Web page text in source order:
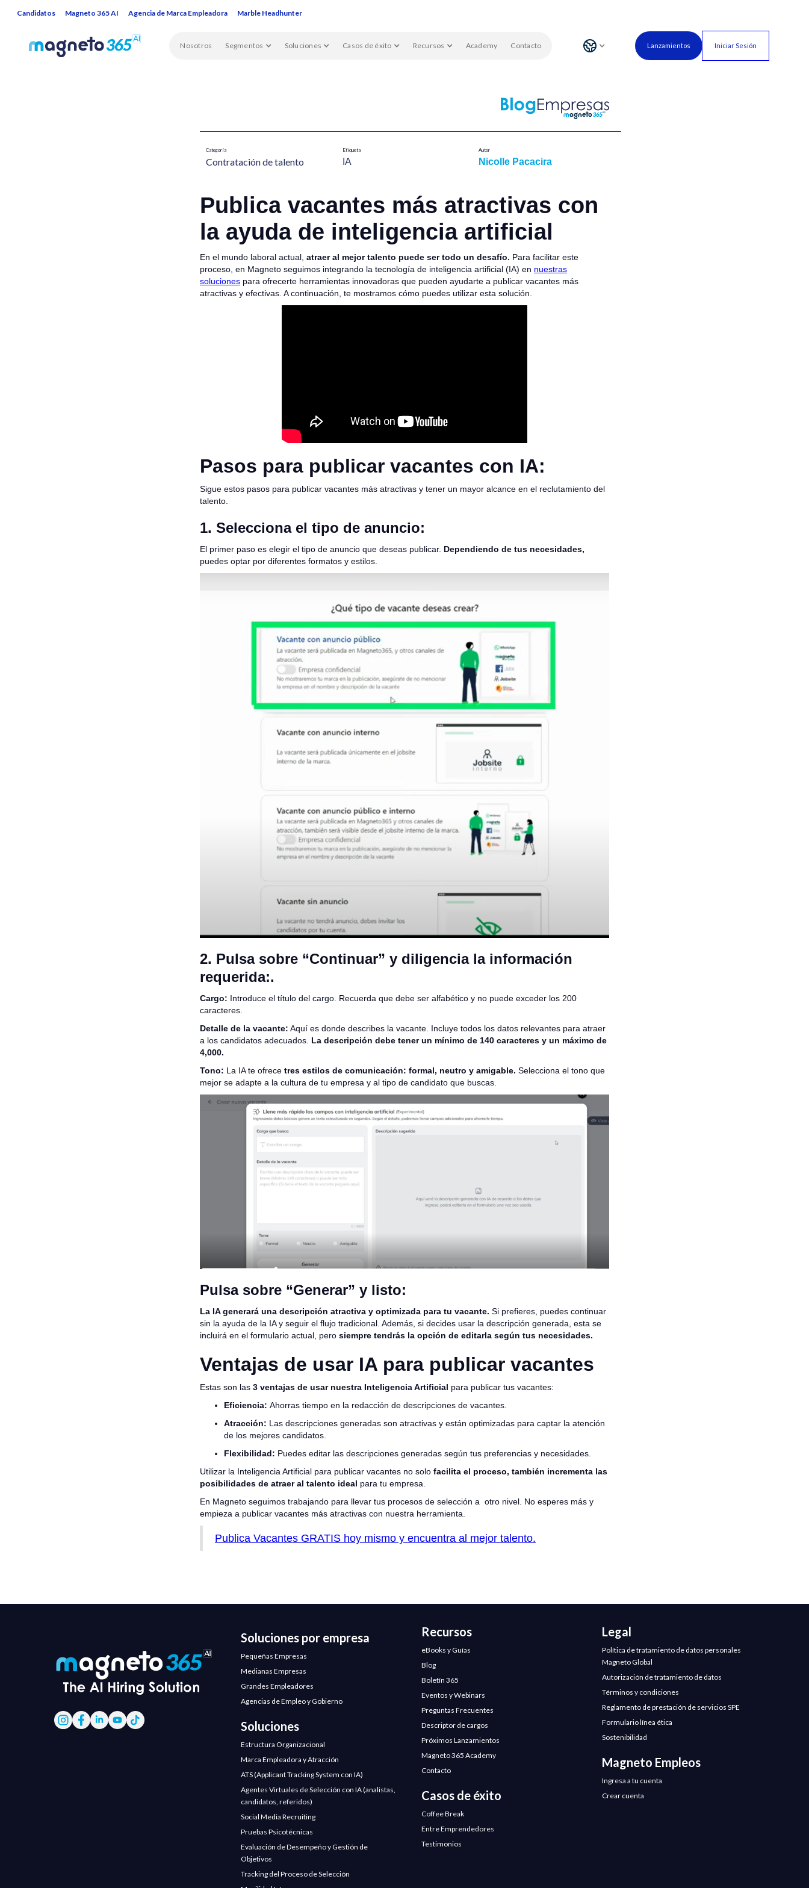
Candidatos Magneto 365 AI Agencia de Marca Empleadora Marble Headhunter
Nosotros Segmentos Soluciones Casos de éxito Recursos Academy Contacto Lanzamientos Iniciar Sesión
Categoría
Contratación de talent​o
Etiqueta
IA​
Autor
Nicolle Pacacira
Publica vacantes más atractivas con
la ayuda de inteligencia artificial
En el mundo laboral actual, atraer al mejor talento puede ser todo un desafío. Para facilitar este
proceso, en Magneto seguimos integrando la tecnología de inteligencia artificial (IA) en nuestras
soluciones para ofrecerte herramientas innovadoras que pueden ayudarte a publicar vacantes más
atractivas y efectivas. A continuación, te mostramos cómo puedes utilizar esta solución.
Pasos para publicar vacantes con IA:
Sigue estos pasos para publicar vacantes más atractivas y tener un mayor alcance en el reclutamiento del
talento.
1. Selecciona el tipo de anuncio:
El primer paso es elegir el tipo de anuncio que deseas publicar. Dependiendo de tus necesidades,
puedes optar por diferentes formatos y estilos.
2. Pulsa sobre “Continuar” y diligencia la información
requerida:.
Cargo: Introduce el título del cargo. Recuerda que debe ser alfabético y no puede exceder los 200
caracteres.
Detalle de la vacante: Aquí es donde describes la vacante. Incluye todos los datos relevantes para atraer
a los candidatos adecuados. La descripción debe tener un mínimo de 140 caracteres y un máximo de
4,000.
Tono: La IA te ofrece tres estilos de comunicación: formal, neutro y amigable. Selecciona el tono que
mejor se adapte a la cultura de tu empresa y al tipo de candidato que buscas.
Pulsa sobre “Generar” y listo:
La IA generará una descripción atractiva y optimizada para tu vacante. Si prefieres, puedes continuar
sin la ayuda de la IA y seguir el flujo tradicional. Además, si decides usar la descripción generada, esta se
incluirá en el formulario actual, pero siempre tendrás la opción de editarla según tus necesidades.
Ventajas de usar IA para publicar vacantes
Estas son las 3 ventajas de usar nuestra Inteligencia Artificial para publicar tus vacantes:
Eficiencia: Ahorras tiempo en la redacción de descripciones de vacantes.
Atracción: Las descripciones generadas son atractivas y están optimizadas para captar la atención
de los mejores candidatos.
Flexibilidad: Puedes editar las descripciones generadas según tus preferencias y necesidades.
Utilizar la Inteligencia Artificial para publicar vacantes no solo facilita el proceso, también incrementa las
posibilidades de atraer al talento ideal para tu empresa.
En Magneto seguimos trabajando para llevar tus procesos de selección a otro nivel. No esperes más y
empieza a publicar vacantes más atractivas con nuestra herramienta.
Publica Vacantes GRATIS hoy mismo y encuentra al mejor talento.
Soluciones por empresa
Pequeñas Empresas
Medianas Empresas
Grandes Empleadores
Agencias de Empleo y Gobierno
Soluciones
Estructura Organizacional
Marca Empleadora y Atracción
ATS (Applicant Tracking System con IA)
Agentes Virtuales de Selección con IA (analistas,
candidatos, referidos)
Social Media Recruiting
Pruebas Psicotécnicas
Evaluación de Desempeño y Gestión de
Objetivos
Tracking del Proceso de Selección
Recursos
eBooks y Guías
Blog
Boletín 365
Eventos y Webinars
Preguntas Frecuentes
Descriptor de cargos
Próximos Lanzamientos
Magneto 365 Academy
Contacto
Casos de éxito
Coffee Break
Entre Emprendedores
Testimonios
Legal
Política de tratamiento de datos personales
Magneto Global
Autorización de tratamiento de datos
Términos y condiciones
Reglamento de prestación de servicios SPE
Formulario línea ética
Sostenibilidad
Magneto Empleos
Ingresa a tu cuenta
Crear cuenta